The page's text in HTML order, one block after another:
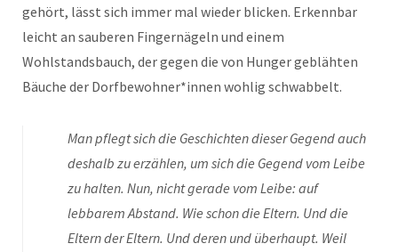
gehört, lässt sich immer mal wieder blicken. Erkennbar
leicht an sauberen Fingernägeln und einem
Wohlstandsbauch, der gegen die von Hunger geblähten
Bäuche der Dorfbewohner*innen wohlig schwabbelt.
Man pflegt sich die Geschichten dieser Gegend auch
deshalb zu erzählen, um sich die Gegend vom Leibe
zu halten. Nun, nicht gerade vom Leibe: auf
lebbarem Abstand. Wie schon die Eltern. Und die
Eltern der Eltern. Und deren und überhaupt. Weil